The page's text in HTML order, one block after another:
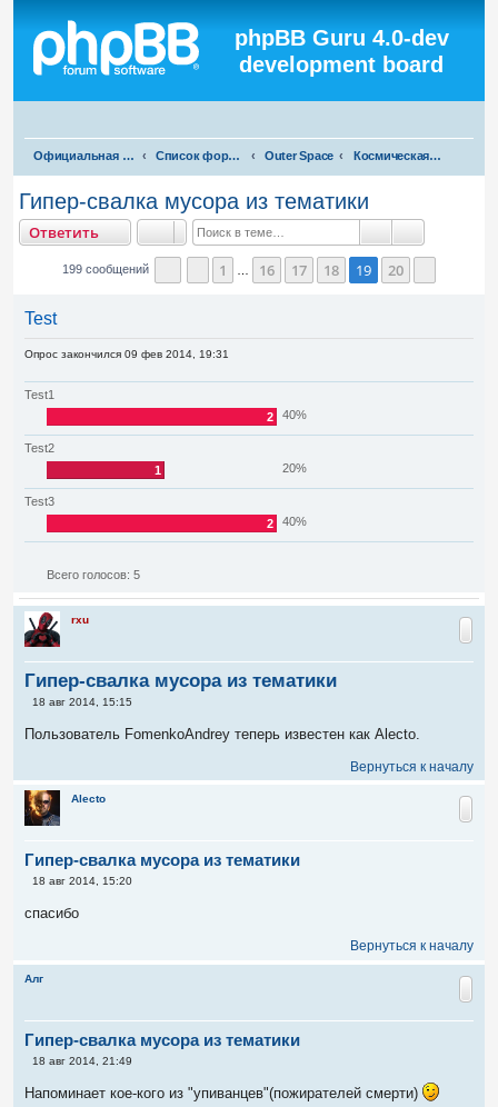
phpBB Guru 4.0-dev
development board
Официальная русская поддержка phpBB3 Список форумов Outer Space Космическая флудилка
Гипер-свалка мусора из тематики
Ответить Поиск
199 сообщений Страница19из20
Пред.
1 16 17 18 19 20 След.
Test
Опрос закончился 09 фев 2014, 19:31
Test1
2
40%
Test2
1
20%
Test3
2
40%
Всего голосов: 5
rxu
Гипер-свалка мусора из тематики
С
о
б
н
и
е
18 авг 2014, 15:15
Пользователь FomenkoAndrey теперь известен как Alecto.
Вернуться к началу
Alecto
Гипер-свалка мусора из тематики
С
б
18 авг 2014, 15:20
спасибо
Вернуться к началу
Алг
Гипер-свалка мусора из тематики
С
о
б
18 авг 2014, 21:49
Напоминает кое-кого из "упиванцев"(пожирателей смерти)